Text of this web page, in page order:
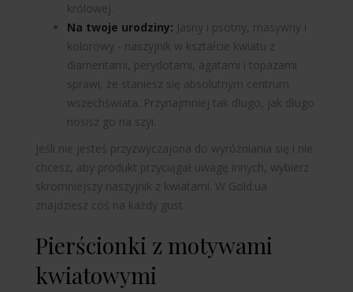
królowej.
Na twoje urodziny: Jasny i psotny, masywny i
kolorowy - naszyjnik w kształcie kwiatu z
diamentami, perydotami, agatami i topazami
sprawi, że staniesz się absolutnym centrum
wszechświata. Przynajmniej tak długo, jak długo
nosisz go na szyi.
Jeśli nie jesteś przyzwyczajona do wyróżniania się i nie
chcesz, aby produkt przyciągał uwagę innych, wybierz
skromniejszy naszyjnik z kwiatami. W Gold.ua
znajdziesz coś na każdy gust.
Pierścionki z motywami
kwiatowymi